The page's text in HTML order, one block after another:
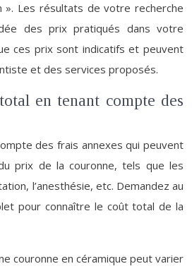
». Les résultats de votre recherche
des prix pratiqués dans votre
ces prix sont indicatifs et peuvent
et des services proposés.
en tenant compte des
des frais annexes qui peuvent
prix de la couronne, tels que les
l’anesthésie, etc. Demandez au
pour connaître le coût total de la
couronne en céramique peut varier